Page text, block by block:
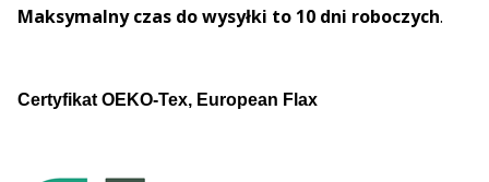
Maksymalny czas do wysyłki to 10 dni roboczych.
Certyfikat OEKO-Tex, European Flax